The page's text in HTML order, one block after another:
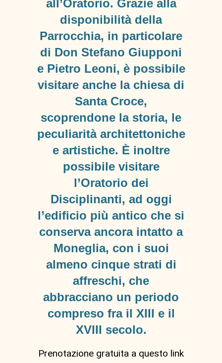
all’Oratorio. Grazie alla
disponibilità della
Parrocchia, in particolare
di Don Stefano Giupponi
e Pietro Leoni, è possibile
visitare anche la chiesa di
Santa Croce,
scoprendone la storia, le
peculiarità architettoniche
e artistiche. È inoltre
possibile visitare
l’Oratorio dei
Disciplinanti, ad oggi
l’edificio più antico che si
conserva ancora intatto a
Moneglia, con i suoi
almeno cinque strati di
affreschi, che
abbracciano un periodo
compreso fra il XIII e il
XVIII secolo.
Prenotazione gratuita a questo link